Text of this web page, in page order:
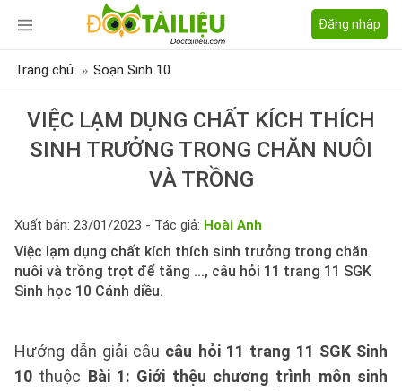
Đăng nhập
Trang chủ Soạn Sinh 10
VIỆC LẠM DỤNG CHẤT KÍCH THÍCH
SINH TRƯỞNG TRONG CHĂN NUÔI
VÀ TRỒNG
Xuất bản: 23/01/2023 - Tác giả: Hoài Anh
Việc lạm dụng chất kích thích sinh trưởng trong chăn
nuôi và trồng trọt để tăng ..., câu hỏi 11 trang 11 SGK
Sinh học 10 Cánh diều.
Hướng dẫn giải câu câu hỏi 11 trang 11 SGK Sinh
10 thuộc Bài 1: Giới thệu chương trình môn sinh